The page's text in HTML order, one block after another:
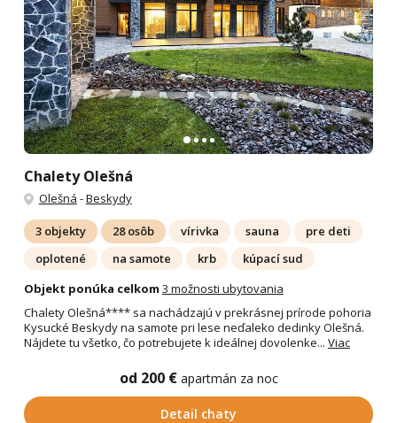
Chalety Olešná
Olešná -Beskydy
3 objekty 28 osôb vírivka sauna
pre deti
oplotené
na samote krb
kúpací sud
Objekt ponúka celkom 3 možnosti ubytovania
Chalety Olešná**** sa nachádzajú v prekrásnej prírode pohoria
Kysucké Beskydy na samote pri lese neďaleko dedinky Olešná.
Nájdete tu všetko, čo potrebujete k ideálnej dovolenke... Viac
od 200 € apartmán za noc
Detail chaty